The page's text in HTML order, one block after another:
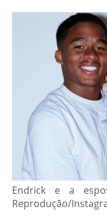
Endrick e a
Reprodução/